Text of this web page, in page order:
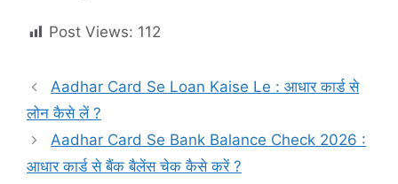
Post Views: 112
Aadhar Card Se Loan Kaise Le : आधार कार्ड से
लोन कैसे लें ?
Aadhar Card Se Bank Balance Check 2026 :
आधार कार्ड से बैंक बैलेंस चेक कैसे करें ?